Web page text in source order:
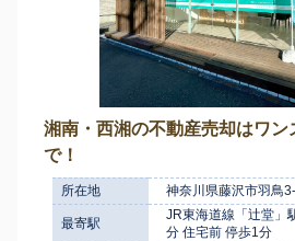
湘南・西湘の不動産売却はワン
で！
所在地 神奈川県藤沢市羽鳥
最寄駅
JR東海道線「辻堂
分 住宅前 停歩1分